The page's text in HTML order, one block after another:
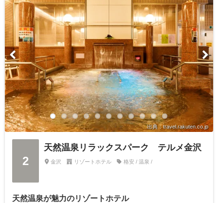
出典：travel.rakuten.co.jp
2
天然温泉リラックスパーク テルメ金沢
金沢 リゾートホテル 格安 / 温泉 /
天然温泉が魅力のリゾートホテル